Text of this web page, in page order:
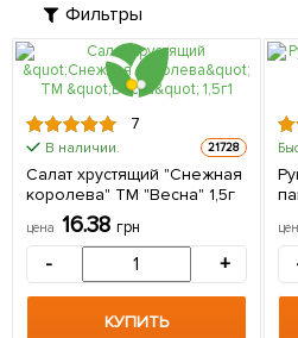
Фильтры
7
В наличии. 21728
Салат хрустящий "Снежная
королева" ТМ "Весна" 1,5г
цена 16.38 грн
- +
КУПИТЬ